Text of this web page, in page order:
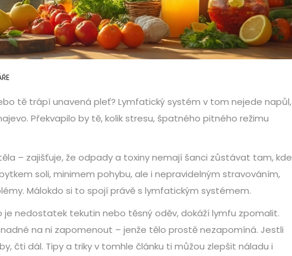
tě trápí unavená pleť? Lymfatický systém v tom nejede napůl,
Překvapilo by tě, kolik stresu, špatného pitného režimu
– zajišťuje, že odpady a toxiny nemají šanci zůstávat tam, kde
soli, minimem pohybu, ale i nepravidelným stravováním,
Málokdo si to spojí právě s lymfatickým systémem.
je nedostatek tekutin nebo těsný oděv, dokáží lymfu zpomalit.
na ni zapomenout – jenže tělo prostě nezapomíná. Jestli
čti dál. Tipy a triky v tomhle článku ti můžou zlepšit náladu i